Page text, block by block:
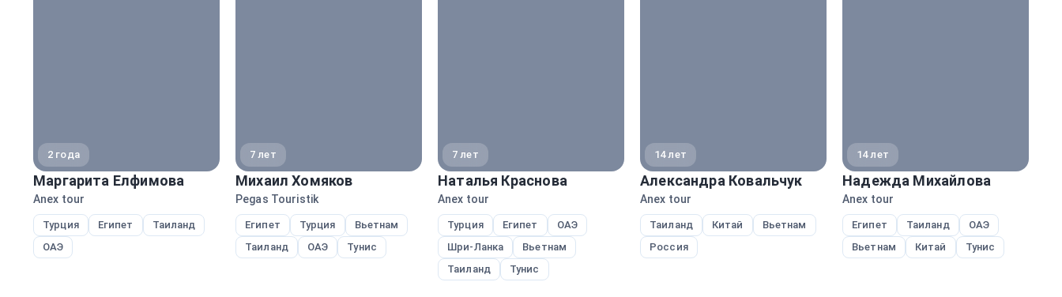
2 года
Маргарита Елфимова
Anex tour
Турция Египет
Таиланд
ОАЭ
7 лет
Михаил Хомяков
Pegas Touristik
Египет Турция
Вьетнам
Таиланд
ОАЭ Тунис
7 лет
Наталья Краснова
Anex tour
Турция Египет
ОАЭ
Шри-Ланка
Вьетнам
Таиланд
Тунис
14 лет
Александра Ковальчук
Anex tour
Таиланд Китай
Вьетнам
Россия
14 лет
Надежда Михайлова
Anex tour
Египет Таиланд
ОАЭ
Вьетнам
Китай Тунис